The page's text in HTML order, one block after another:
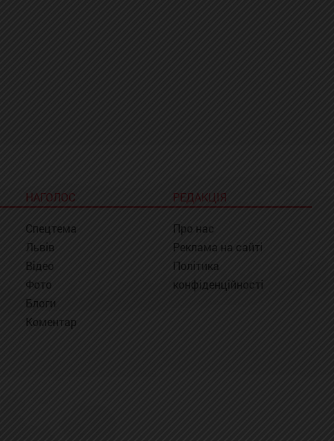
НАГОЛОС
Спецтема
Львів
Відео
Фото
Блоги
Коментар
РЕДАКЦІЯ
Про нас
Реклама на сайті
Політика
конфіденційності